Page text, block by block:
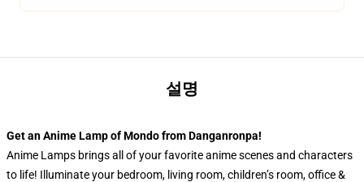
설명
Get an Anime Lamp of Mondo from Danganronpa!
Anime Lamps brings all of your favorite anime scenes and characters
to life! Illuminate your bedroom, living room, children’s room, office &